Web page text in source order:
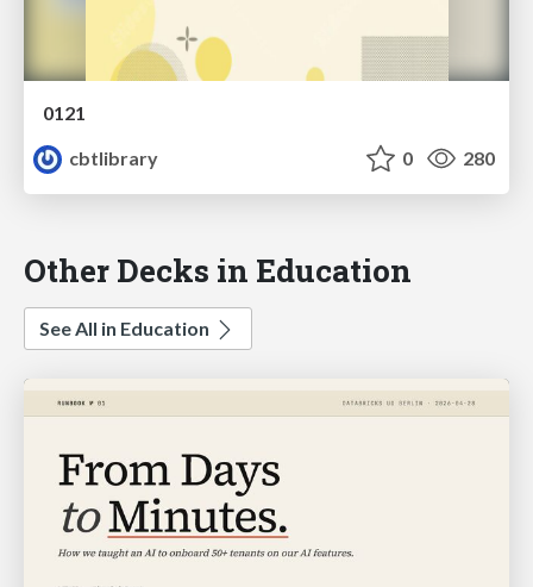
0121
cbtlibrary
0 280
Other Decks in Education
See All in Education